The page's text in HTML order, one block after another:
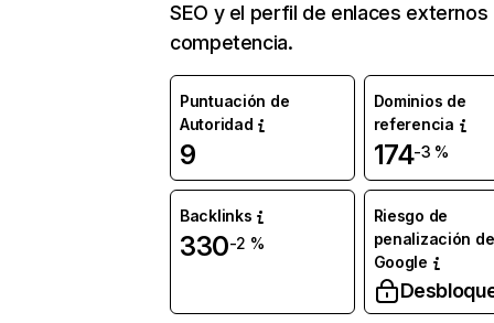
SEO y el perfil de enlaces externos
competencia.
Puntuación de
Autoridad
9
Dominios de
referencia
174-3 %
Backlinks
330-2 %
Riesgo de
penalización de
Google